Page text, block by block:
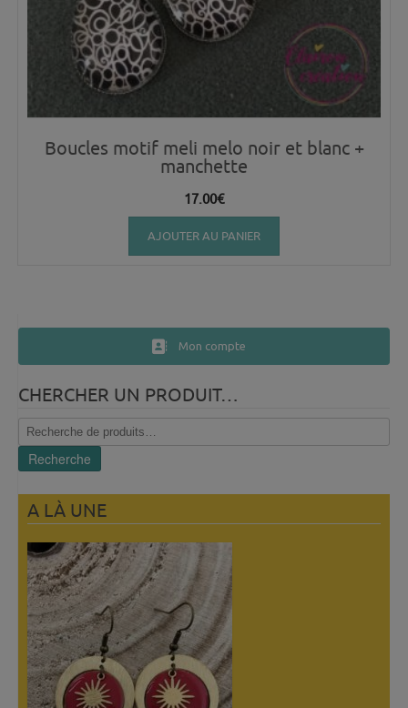
Boucles motif meli melo noir et blanc +
manchette
17.00€
AJOUTER AU PANIER
Mon compte
CHERCHER UN PRODUIT…
Recherche
pour :
Recherche
A LÀ UNE